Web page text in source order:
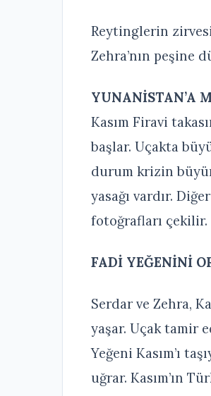
Reytinglerin
Zehra’nın peşine
YUNANİSTAN’A
Kasım Firavi
başlar. Uçakta
durum krizin
yasağı vardır.
fotoğrafları çekilir.
FADİ YEĞENİNİ
Serdar ve Zehra,
yaşar. Uçak tamir
Yeğeni Kasım’ı
uğrar. Kasım’ın